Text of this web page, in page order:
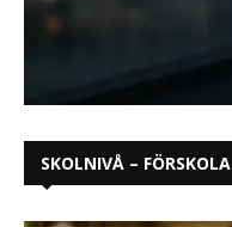
SKOLNIVÅ – FÖRSKOLA